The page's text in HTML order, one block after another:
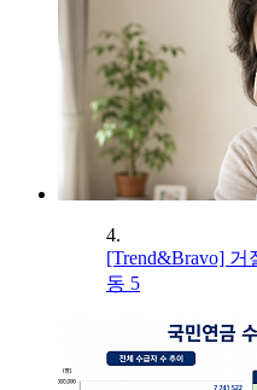
4.
[Trend&Bravo]
동 5